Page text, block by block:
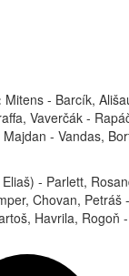
Mitens - Barcík,
Vaverčák -
- Vandas,
- Parlett,
Chovan, Petráš
Havrila, Rogoň